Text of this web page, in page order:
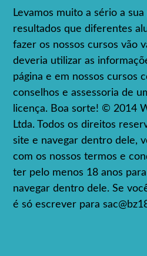
Levamos muito a sério a
resultados que diferentes
fazer os nossos cursos vão
deveria utilizar as
página e em nossos cursos
conselhos e assessoria de
licença. Boa sorte! © 2014
Ltda. Todos os direitos
site e navegar dentro dele,
com os nossos termos e
ter pelo menos 18 anos
navegar dentro dele. Se
é só escrever para